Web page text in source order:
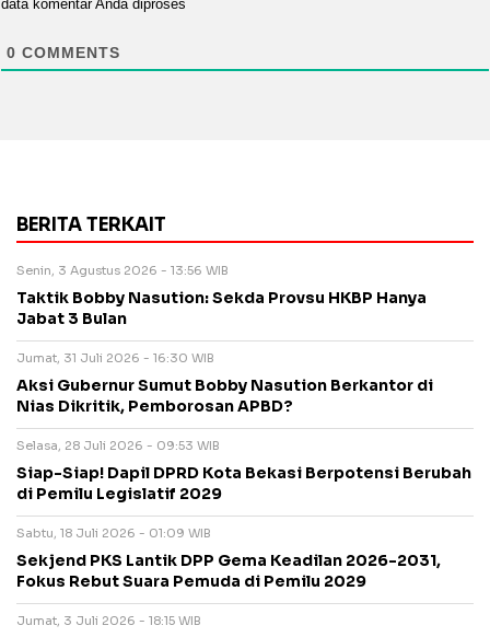
data komentar Anda diproses
0 COMMENTS
BERITA TERKAIT
Senin, 3 Agustus 2026 - 13:56 WIB
Taktik Bobby Nasution: Sekda Provsu HKBP Hanya
Jabat 3 Bulan
Jumat, 31 Juli 2026 - 16:30 WIB
Aksi Gubernur Sumut Bobby Nasution Berkantor di
Nias Dikritik, Pemborosan APBD?
Selasa, 28 Juli 2026 - 09:53 WIB
Siap-Siap! Dapil DPRD Kota Bekasi Berpotensi Berubah
di Pemilu Legislatif 2029
Sabtu, 18 Juli 2026 - 01:09 WIB
Sekjend PKS Lantik DPP Gema Keadilan 2026-2031,
Fokus Rebut Suara Pemuda di Pemilu 2029
Jumat, 3 Juli 2026 - 18:15 WIB